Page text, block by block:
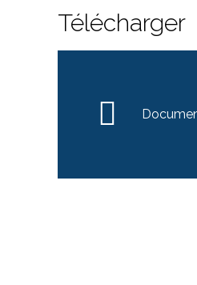
Télécharger